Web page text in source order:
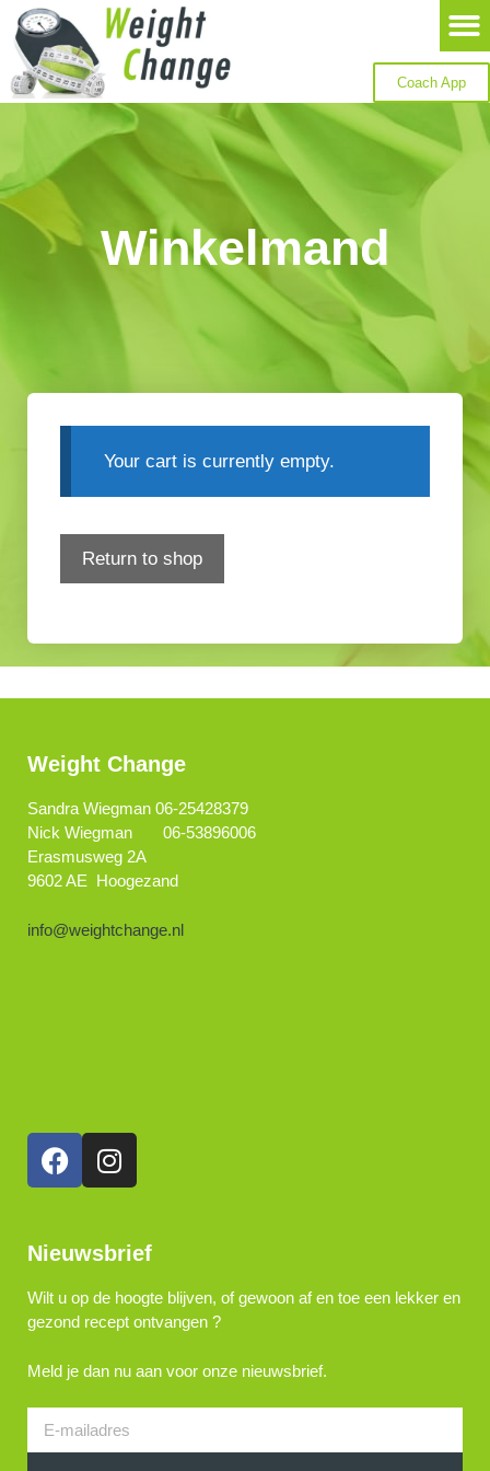
Coach App
Winkelmand
Your cart is currently empty.
Return to shop
Weight Change
Sandra Wiegman 06-25428379
Nick Wiegman 06-53896006
Erasmusweg 2A
9602 AE Hoogezand
info@weightchange.nl
Nieuwsbrief
Wilt u op de hoogte blijven, of gewoon af en toe een lekker en
gezond recept ontvangen ?
Meld je dan nu aan voor onze nieuwsbrief.